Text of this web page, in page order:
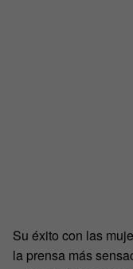
Su éxito con las
la prensa más